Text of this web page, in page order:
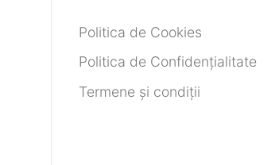
Politica de Cookies
Politica de Confidențialitate
Termene și condiții